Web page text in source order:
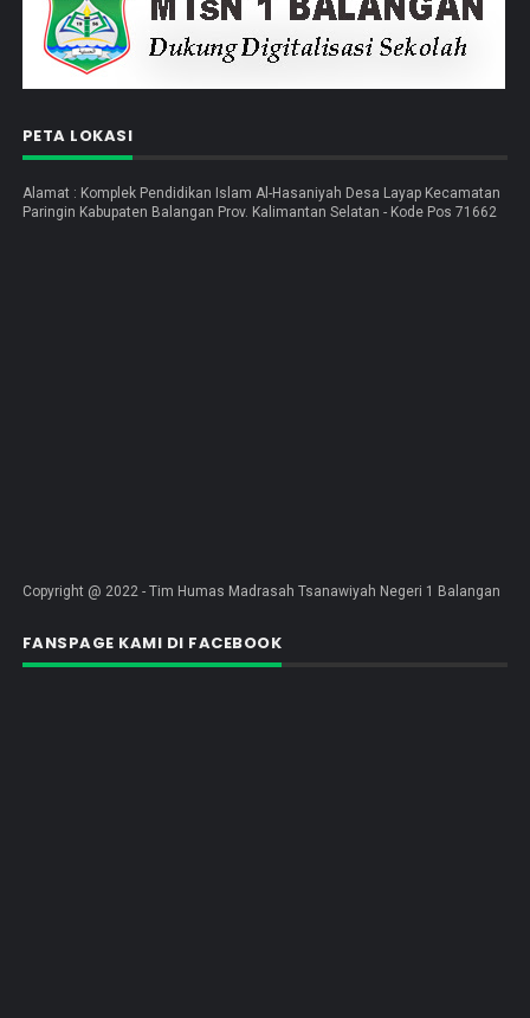
PETA LOKASI
Alamat : Komplek Pendidikan Islam Al-Hasaniyah Desa Layap Kecamatan
Paringin Kabupaten Balangan Prov. Kalimantan Selatan - Kode Pos 71662
Copyright @ 2022 - Tim Humas Madrasah Tsanawiyah Negeri 1 Balangan
FANSPAGE KAMI DI FACEBOOK